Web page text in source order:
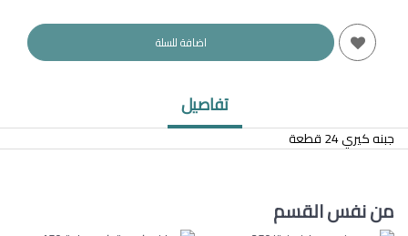
اضافة للسلة
تفاصيل
جبنه كيري 24 قطعة
من نفس القسم